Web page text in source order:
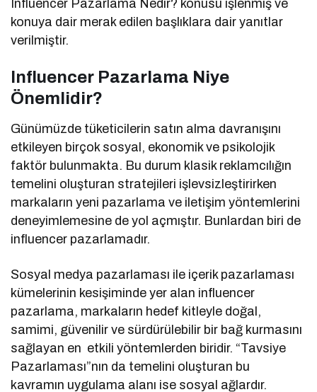
Influencer Pazarlama Nedir? konusu işlenmiş ve
konuya dair merak edilen başlıklara dair yanıtlar
verilmiştir.
Influencer Pazarlama Niye
Önemlidir?
Günümüzde tüketicilerin satın alma davranışını
etkileyen birçok sosyal, ekonomik ve psikolojik
faktör bulunmakta. Bu durum klasik reklamcılığın
temelini oluşturan stratejileri işlevsizleştirirken
markaların yeni pazarlama ve iletişim yöntemlerini
deneyimlemesine de yol açmıştır. Bunlardan biri de
influencer pazarlamadır.
Sosyal medya pazarlaması ile içerik pazarlaması
kümelerinin kesişiminde yer alan influencer
pazarlama, markaların hedef kitleyle doğal,
samimi, güvenilir ve sürdürülebilir bir bağ kurmasını
sağlayan en etkili yöntemlerden biridir. “Tavsiye
Pazarlaması”nın da temelini oluşturan bu
kavramın uygulama alanı ise sosyal ağlardır.